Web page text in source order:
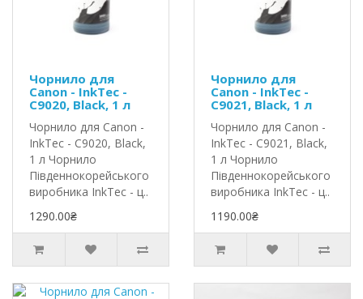
Чорнило для
Canon - InkTec -
C9020, Black, 1 л
Чорнило для Canon -
InkTec - C9020, Black,
1 л Чорнило
Південнокорейського
виробника InkTec - ц..
1290.00₴
Чорнило для
Canon - InkTec -
C9021, Black, 1 л
Чорнило для Canon -
InkTec - C9021, Black,
1 л Чорнило
Південнокорейського
виробника InkTec - ц..
1190.00₴